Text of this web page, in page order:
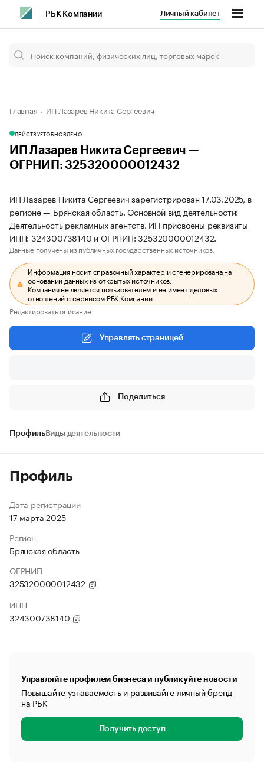
РБК Компании Личный кабинет
Главная ИП Лазарев Никита Сергеевич
ДЕЙСТВУЕТОБНОВЛЕНО
ИП Лазарев Никита Сергеевич —
ОГРНИП: 325320000012432
ИП Лазарев Никита Сергеевич зарегистрирован 17.03.2025, в
регионе — Брянская область. Основной вид деятельности:
Деятельность рекламных агентств. ИП присвоены реквизиты
ИНН: 324300738140 и ОГРНИП: 325320000012432.
Данные получены из публичных государственных источников.
Информация носит справочный характер и сгенерирована на
основании данных из открытых источников.
Компания не является пользователем и не имеет деловых
отношений с сервисом РБК Компании.
Редактировать описание
Управлять страницей
Поделиться
ПрофильВиды деятельности
Профиль
Дата регистрации
17 марта 2025
Регион
Брянская область
ОГРНИП
325320000012432
ИНН
324300738140
Управляйте профилем бизнеса и публикуйте новости
Повышайте узнаваемость и развивайте личный бренд
на РБК
Получить доступ